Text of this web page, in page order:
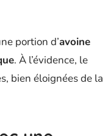
portion d’avoine
. À l’évidence, le
bien éloignées de la